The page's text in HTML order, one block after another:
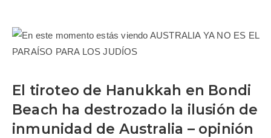
El tiroteo de Hanukkah en Bondi
Beach ha destrozado la ilusión de
inmunidad de Australia – opinión